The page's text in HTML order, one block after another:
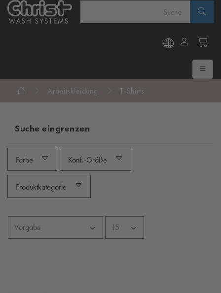
Arbeitskleidung T-Shirts
Suche eingrenzen
Farbe Konf.-Größe
Produktkategorie